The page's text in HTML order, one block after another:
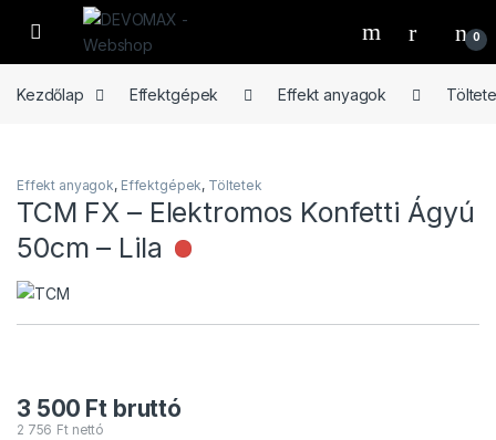
Ugrás a navigációhoz
Ugrás a tartalomhoz
Open 0
Kezdőlap Effektgépek Effekt anyagok
Effekt anyagok, Effektgépek, Töltetek
TCM FX – Elektromos Konfetti Ágyú
50cm – Lila
Nincs raktáron
3 500 Ft bruttó
2 756 Ft nettó